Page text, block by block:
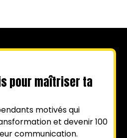
pour maîtriser ta
motivés qui
et devenir 100
communication.